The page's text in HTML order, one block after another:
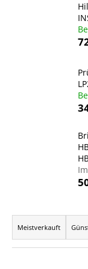
P
o
Meistverkauft
W
i